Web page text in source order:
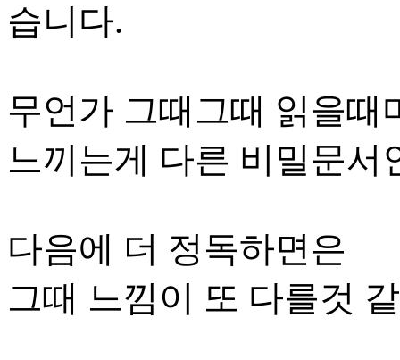
습니다.
무언가 그때그때 읽을때
느끼는게 다른 비밀문서
다음에 더 정독하면은
그때 느낌이 또 다를것